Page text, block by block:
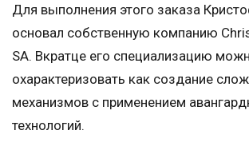
Для выполнения этого заказа
основал собственную компанию
SA. Вкратце его специализацию
охарактеризовать как создание
механизмов с применением
технологий.